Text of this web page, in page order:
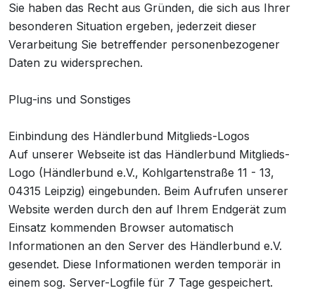
Sie haben das Recht aus Gründen, die sich aus Ihrer
besonderen Situation ergeben, jederzeit dieser
Verarbeitung Sie betreffender personenbezogener
Daten zu widersprechen.
Plug-ins und Sonstiges
Einbindung des Händlerbund Mitglieds-Logos
Auf unserer Webseite ist das Händlerbund Mitglieds-
Logo (Händlerbund e.V., Kohlgartenstraße 11 - 13,
04315 Leipzig) eingebunden. Beim Aufrufen unserer
Website werden durch den auf Ihrem Endgerät zum
Einsatz kommenden Browser automatisch
Informationen an den Server des Händlerbund e.V.
gesendet. Diese Informationen werden temporär in
einem sog. Server-Logfile für 7 Tage gespeichert.